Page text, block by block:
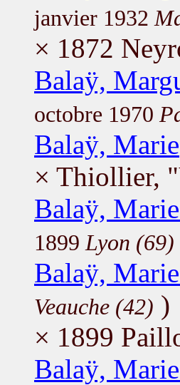
janvier 1932
× 1872
Balaÿ,
octobre 1970
Balaÿ, Marie
× Thiollier,
Balaÿ,
1899 Lyon (69)
Balaÿ,
Veauche (42) )
× 1899
Balaÿ,